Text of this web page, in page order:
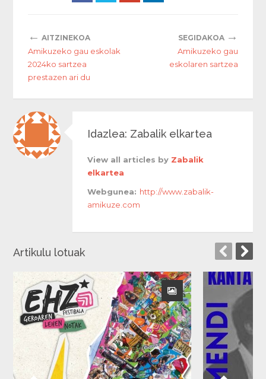
← AITZINEKOA
Amikuzeko gau eskolak
2024ko sartzea
prestazen ari du
SEGIDAKOA →
Amikuzeko gau
eskolaren sartzea
Idazlea: Zabalik elkartea
View all articles by Zabalik
elkartea
Webgunea: http://www.zabalik-
amikuze.com
Artikulu lotuak